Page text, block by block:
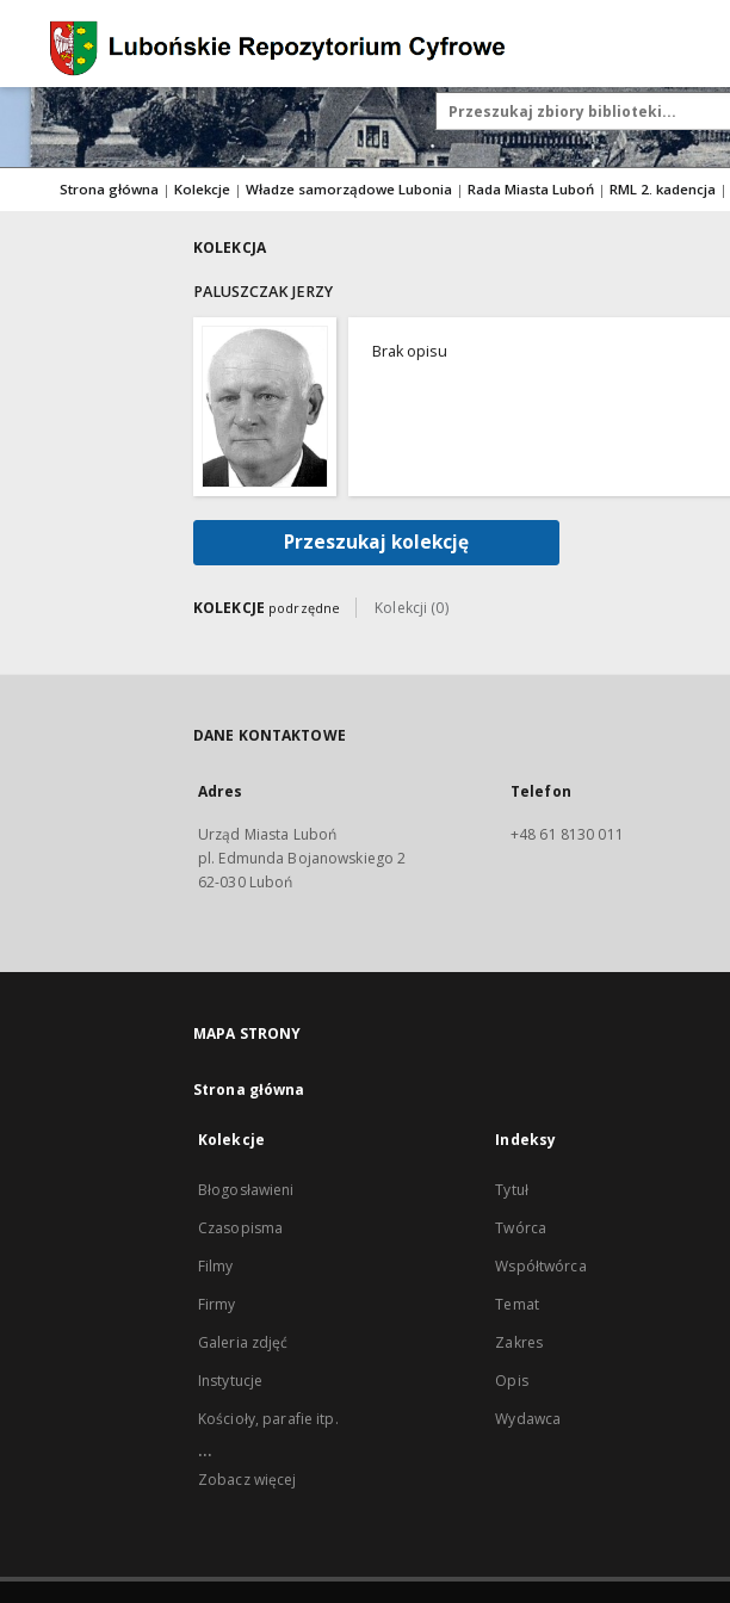
Strona główna | Kolekcje | Władze samorządowe Lubonia | Rada Miasta Luboń | RML 2. kadencja |
KOLEKCJA
PALUSZCZAK JERZY
Brak opisu
Przeszukaj kolekcję
KOLEKCJE podrzędne Kolekcji (0)
DANE KONTAKTOWE
Adres
Urząd Miasta Luboń
pl. Edmunda Bojanowskiego 2
62-030 Luboń
Telefon
+48 61 8130 011
MAPA STRONY
Strona główna
Kolekcje
Błogosławieni
Czasopisma
Filmy
Firmy
Galeria zdjęć
Instytucje
Kościoły, parafie itp.
...
Zobacz więcej
Indeksy
Tytuł
Twórca
Współtwórca
Temat
Zakres
Opis
Wydawca